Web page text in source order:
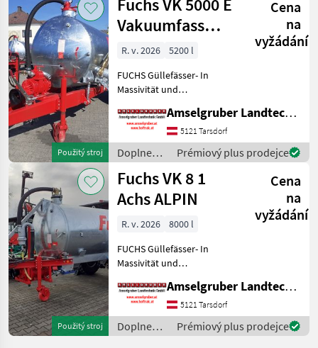
polievanie
/ Fuchs
Použitý stroj
Fuchs VK 5000 E
Vakuumfass
5.200 Liter
Cena
na
vyžádání
R. v. 2026
5200 l
FUCHS Güllefässer- In
Massivität und
(Stärkste Materialstärken +
Beste Materialen und Beste
Komponenten der
führenden TOP Hersteller!)
Sei
Amselgruber Landtechnik GmbH
5121 Tarsdorf
Doplnenie
živin a
polievanie
/ Fuchs
Prémiový plus prodejce
Použitý stroj
Fuchs VK 8 1
Achs ALPIN
Cena
na
vyžádání
R. v. 2026
8000 l
FUCHS Güllefässer- In
Massivität und
(Stärkste Materialstärken +
Beste Materialen und Beste
Komponenten der
führenden TOP Hersteller!)
Amselgruber Landtechnik GmbH
5121 Tarsdorf
Doplnenie
živin a
Prémiový plus prodejce